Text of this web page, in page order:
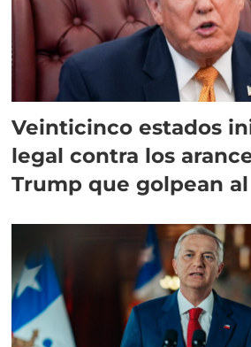
Veinticinco estados
legal contra los
Trump que golpean